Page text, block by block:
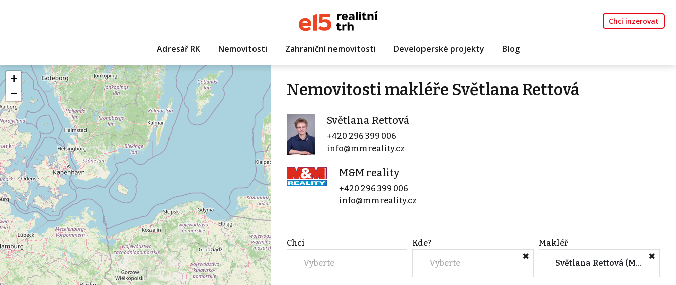
Chci inzerovat
Adresář RK Nemovitosti Zahraniční nemovitosti Developerské projekty Blog
+
−
Nemovitosti makléře Světlana Rettová
Světlana Rettová
+420 296 399 006
info@mmreality.cz
M&M reality
+420 296 399 006
info@mmreality.cz
Chci
Vyberte
Kde?
Vyberte
Makléř
Světlana Rettová (M&M reality)